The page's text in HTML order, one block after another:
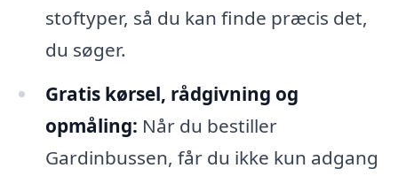
stoftyper, så du kan finde præcis det,
du søger.
Gratis kørsel, rådgivning og
opmåling: Når du bestiller
Gardinbussen, får du ikke kun adgang